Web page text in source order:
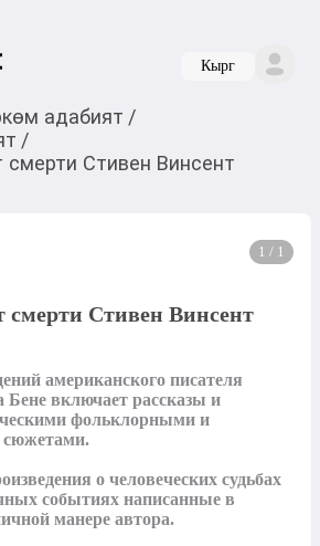
Кырг
адабият /
/
смерти Стивен Винсент
1 / 1
смерти Стивен Винсент
американского писателя
Бене включает рассказы и
фольклорными и
сюжетами.
о человеческих судьбах
событиях написанные в
манере автора.